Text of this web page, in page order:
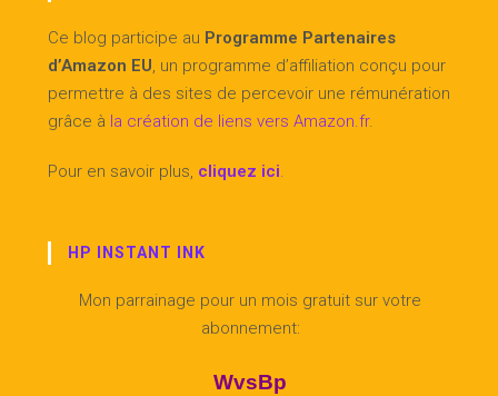
Ce blog participe au Programme Partenaires
d’Amazon EU, un programme d’affiliation conçu pour
permettre à des sites de percevoir une rémunération
grâce à la création de liens vers Amazon.fr.
Pour en savoir plus, cliquez ici.
HP INSTANT INK
Mon parrainage pour un mois gratuit sur votre
abonnement:
WvsBp